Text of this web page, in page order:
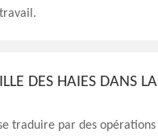
DES HAIES DANS LA
traduire par des opérations